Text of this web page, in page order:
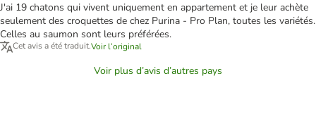
J'ai 19 chatons qui vivent uniquement en appartement et je leur achète
seulement des croquettes de chez Purina - Pro Plan, toutes les variétés.
Celles au saumon sont leurs préférées.
Cet avis a été traduit.Voir l’original
Voir plus d’avis d’autres pays